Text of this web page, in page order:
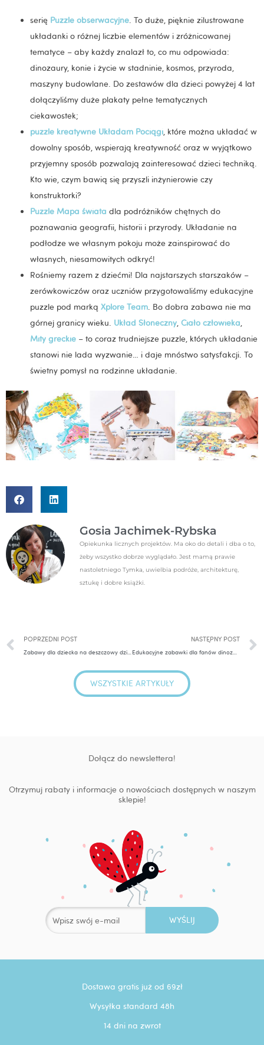
serię Puzzle obserwacyjne . To duże, pięknie zilustrowane
układanki o różnej liczbie elementów i zróżnicowanej
tematyce – aby każdy znalazł to, co mu odpowiada:
dinozaury, konie i życie w stadninie, kosmos, przyroda,
maszyny budowlane. Do zestawów dla dzieci powyżej 4 lat
dołączyliśmy duże plakaty pełne tematycznych
ciekawostek;
puzzle kreatywne Układam Pociągi , które można układać w
dowolny sposób, wspierają kreatywność oraz w wyjątkowo
przyjemny sposób pozwalają zainteresować dzieci techniką.
Kto wie, czym bawią się przyszli inżynierowie czy
konstruktorki?
Puzzle Mapa świata dla podróżników chętnych do
poznawania geografii, historii i przyrody. Układanie na
podłodze we własnym pokoju może zainspirować do
własnych, niesamowitych odkryć!
Rośniemy razem z dziećmi! Dla najstarszych starszaków –
zerówkowiczów oraz uczniów przygotowaliśmy edukacyjne
puzzle pod markąXplore Team . Bo dobra zabawa nie ma
górnej granicy wieku. Układ Słoneczny ,Ciało człowieka
Mity greckie – to coraz trudniejsze puzzle, których układanie
stanowi nie lada wyzwanie… i daje mnóstwo satysfakcji. To
świetny pomysł na rodzinne układanie.
Gosia Jachimek-Rybska
Opiekunka licznych projektów. Ma oko do detali i dba o to,
żeby wszystko dobrze wyglądało. Jest mamą prawie
nastoletniego Tymka, uwielbia podróże, architekturę,
sztukę i dobre książki.
Prev
POPRZEDNI POST NASTĘPNY POST
Edukacyjne zabawki dla fanów dinozaurów
WSZYSTKIE ARTYKUŁY
Dołącz do newslettera!
Otrzymuj rabaty i informacje o nowościach dostępnych w naszym
sklepie!
Dostawa gratis już od 69zł
Wysyłka standard 48h
14 dni na zwrot